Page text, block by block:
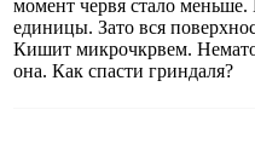
момент червя стало
единицы. Зато вся
Кишит микрочкрвем.
она. Как спасти гриндаля?